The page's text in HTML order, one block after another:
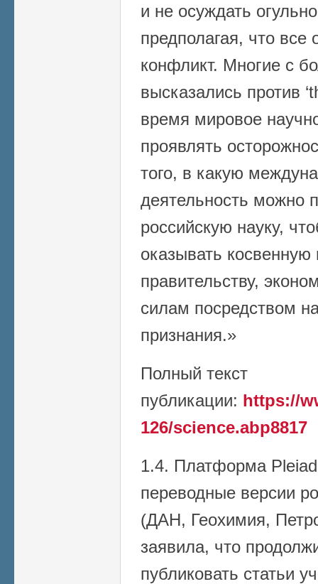
и не осуждать
предполагая, что все
конфликт. Многие с
высказались против
время мировое
проявлять
того, в какую
деятельность можно
российскую науку,
оказывать
правительству,
силам посредством
признания.»
Полный текст
публикации: https://
126/science.abp8817
1.4. Платформа
переводные версии
(ДАН, Геохимия,
заявила, что
публиковать статьи